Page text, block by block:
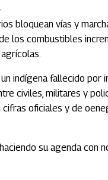
bloquean vías y
los combustibles
indígena fallecido por
civiles, militares y
oficiales y de
su agenda con